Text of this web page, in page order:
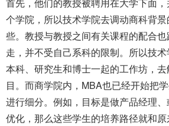
个学院，所以技术学院去调动商科背
些。教授与教授之间有关课程的配合
走，并不受自己系科的限制。所以技
本科、研究生和博士一起的工作坊，
目。而商学院内，MBA也已经开始把
进行细分。例如，目标是做产品经理
优化，那么这些学生的培养路径就和